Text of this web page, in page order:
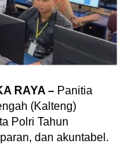
RAYA – Panitia
(Kalteng)
Polri Tahun
dan akuntabel.